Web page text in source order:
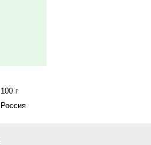
100 г
Россия